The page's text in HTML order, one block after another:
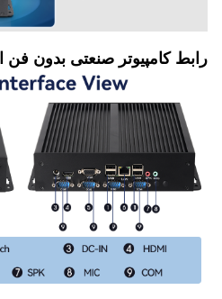
رابط کامپیوتر صنعتی بدون فن